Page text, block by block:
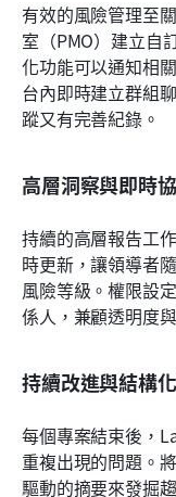
有效的風險管理至
室（PMO）建立自
化功能可以通知相
台內即時建立群組
蹤又有完善紀錄。
高層洞察與即時
持續的高層報告工
時更新，讓領導者
風險等級。權限設
係人，兼顧透明度
持續改進與結構
每個專案結束後，
重複出現的問題。
驅動的摘要來發掘